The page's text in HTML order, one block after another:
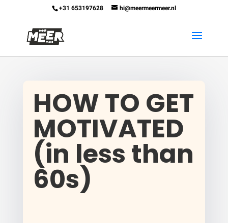
+31 653197628 hi@meermeermeer.nl
HOW TO GET
MOTIVATED
(in less than
60s)